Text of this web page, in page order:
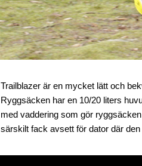
Trailblazer är en mycket lätt och
Ryggsäcken har en 10/20 liters
med vaddering som gör
särskilt fack avsett för dator där